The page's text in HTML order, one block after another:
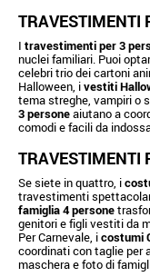
TRAVESTIMENTI
I travestimenti per 3
nuclei familiari. Puoi
celebri trio dei cartoni
Halloween, ivestiti
tema streghe, vampiri o
3 personeaiutano a
comodi e facili da
TRAVESTIMENTI
Se siete in quattro, i
travestimenti
famiglia 4 persone
genitori e figli vestiti da
Per Carnevale, icostumi
coordinati con taglie per
maschera e foto di